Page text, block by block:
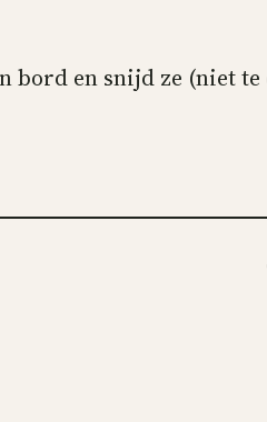
bord en snijd ze (niet